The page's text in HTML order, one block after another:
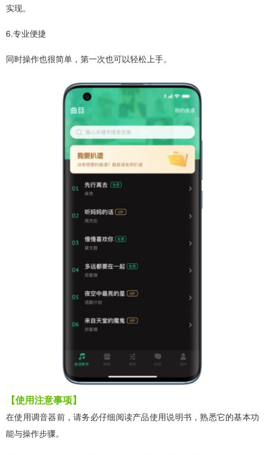
实现。
6.专业便捷
同时操作也很简单，第一次也可以轻松上手。
【使用注意事项】
在使用调音器前，请务必仔细阅读产品使用说明书，熟悉它的基本功
能与操作步骤。